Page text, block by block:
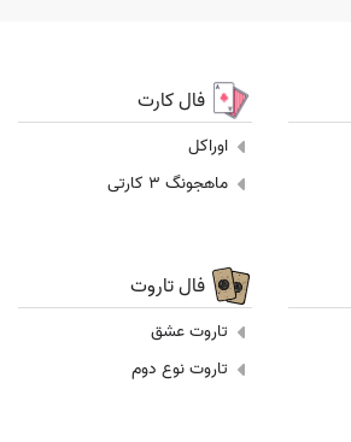
فال کارت
اوراکل
ماهجونگ 3 کارتی
فال تاروت
تاروت عشق
تاروت نوع دوم